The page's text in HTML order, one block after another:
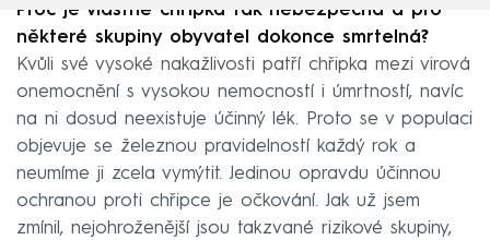
Proč je vlastně chřipka tak nebezpečná a pro
některé skupiny obyvatel dokonce smrtelná?
Kvůli své vysoké nakažlivosti patří chřipka mezi virová
onemocnění s vysokou nemocností i úmrtností, navíc
na ni dosud neexistuje účinný lék. Proto se v populaci
objevuje se železnou pravidelností každý rok a
neumíme ji zcela vymýtit. Jedinou opravdu účinnou
ochranou proti chřipce je očkování. Jak už jsem
zmínil, nejohroženější jsou takzvané rizikové skupiny,